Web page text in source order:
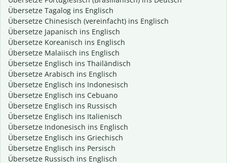
Übersetze Tagalog ins Englisch
Übersetze Chinesisch (vereinfacht) ins Englisch
Übersetze Japanisch ins Englisch
Übersetze Koreanisch ins Englisch
Übersetze Malaiisch ins Englisch
Übersetze Englisch ins Thailändisch
Übersetze Arabisch ins Englisch
Übersetze Englisch ins Indonesisch
Übersetze Englisch ins Cebuano
Übersetze Englisch ins Russisch
Übersetze Englisch ins Italienisch
Übersetze Indonesisch ins Englisch
Übersetze Englisch ins Griechisch
Übersetze Englisch ins Persisch
Übersetze Russisch ins Englisch